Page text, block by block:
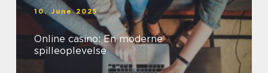
10. June 2025
Online casino: En moderne
spilleoplevelse